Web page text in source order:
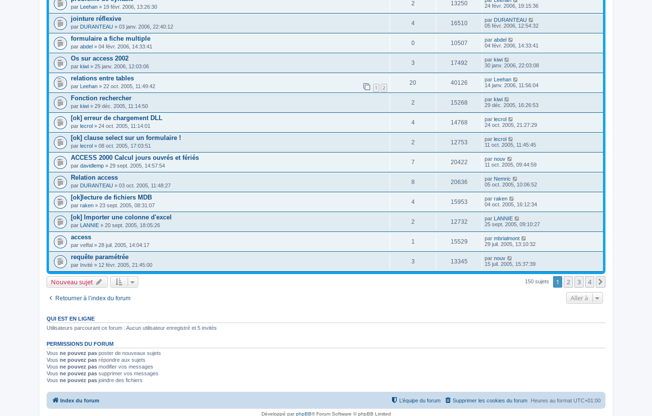
par Leehan » 19 févr. 2006, 13:26:30
2 13250
24 févr. 2006, 19:15:36
jointure réflexive
par DURANTEAU » 03 janv. 2006, 22:40:12
4 16510 par DURANTEAU
05 févr. 2006, 12:54:32
formulaire a fiche multiple
par abdel » 04 févr. 2006, 14:33:41
0 10507 par abdel
04 févr. 2006, 14:33:41
Os sur access 2002
par kiwi » 25 janv. 2006, 12:03:06
3 17492 par kiwi
30 janv. 2006, 22:03:08
relations entre tables
par Leehan » 22 oct. 2005, 11:49:42 1 2
20 40126 par Leehan
14 janv. 2006, 11:56:04
Fonction rechercher
par kiwi » 29 déc. 2005, 11:14:50
2 15268 par kiwi
29 déc. 2005, 16:26:53
[ok] erreur de chargement DLL
par lecrol » 24 oct. 2005, 11:14:01
4 14768 par lecrol
24 oct. 2005, 21:27:29
[ok] clause select sur un formulaire !
par lecrol » 08 oct. 2005, 17:03:51
2 12753 par lecrol
11 oct. 2005, 11:45:45
ACCESS 2000 Calcul jours ouvrés et fériés
par davidlemp » 29 sept. 2005, 14:57:54
7 20422 par nouv
11 oct. 2005, 09:44:59
Relation access
par DURANTEAU » 03 oct. 2005, 11:48:27
8 20636 par Nemric
05 oct. 2005, 10:06:52
[ok]lecture de fichiers MDB
par raken » 23 sept. 2005, 08:31:07
4 15953 par raken
04 oct. 2005, 16:12:34
[ok] Importer une colonne d'excel
par LANNIE » 20 sept. 2005, 18:05:26
2 12732 par LANNIE
25 sept. 2005, 09:10:27
access
par veffal » 28 juil. 2005, 14:04:17
1 15529 par mbrialmont
29 juil. 2005, 13:10:32
requête paramétrée
par Invité » 12 févr. 2005, 21:45:00
3 13345 par nouv
15 juil. 2005, 15:37:39
Nouveau sujet 150 sujets 1 2 3 4
Retourner à l’index du forum Aller à
QUI EST EN LIGNE
Utilisateurs parcourant ce forum : Aucun utilisateur enregistré et 5 invités
PERMISSIONS DU FORUM
Vous ne pouvez pas poster de nouveaux sujets
Vous ne pouvez pas répondre aux sujets
Vous ne pouvez pas modifier vos messages
Vous ne pouvez pas supprimer vos messages
Vous ne pouvez pas joindre des fichiers
Index du forum Heures au format UTC+01:00
Supprimer les cookies du forum
L’équipe du forum
Développé parphpBB® Forum Software © phpBB Limited